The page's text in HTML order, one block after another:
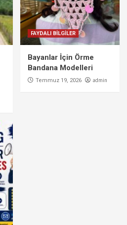
FAYDALI BİLGİLER
Bayanlar İçin Örme
Bandana Modelleri
Temmuz 19, 2026 admin